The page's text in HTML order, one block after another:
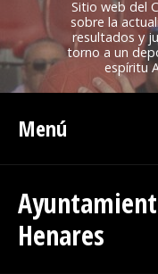
Sitio web del
sobre la
resultados y
torno a un
espíritu
Menú
Henares